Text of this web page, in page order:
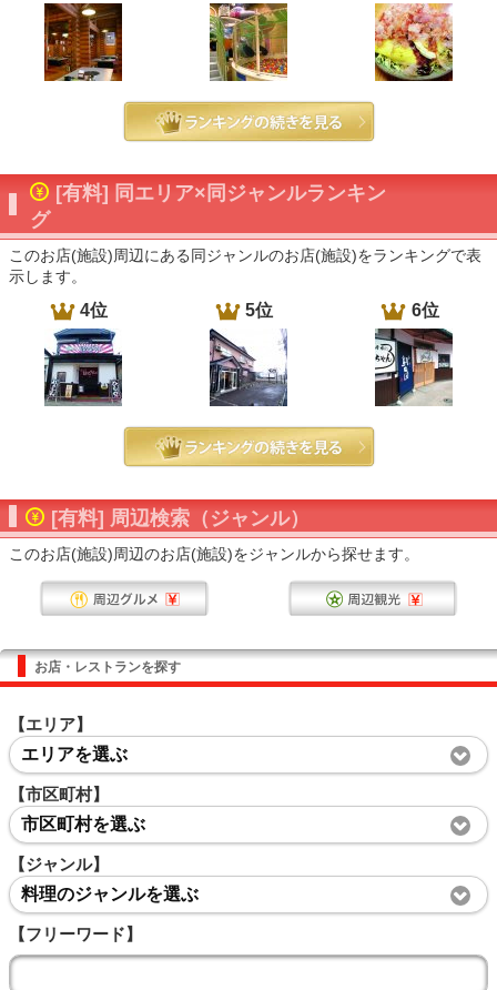
[有料] 同エリア×同ジャンルランキン
グ
このお店(施設)周辺にある同ジャンルのお店(施設)をランキングで表
示します。
4位 5位 6位
[有料] 周辺検索（ジャンル）
このお店(施設)周辺のお店(施設)をジャンルから探せます。
お店・レストランを探す
【エリア】
エリアを選ぶ
【市区町村】
市区町村を選ぶ
【ジャンル】
料理のジャンルを選ぶ
【フリーワード】